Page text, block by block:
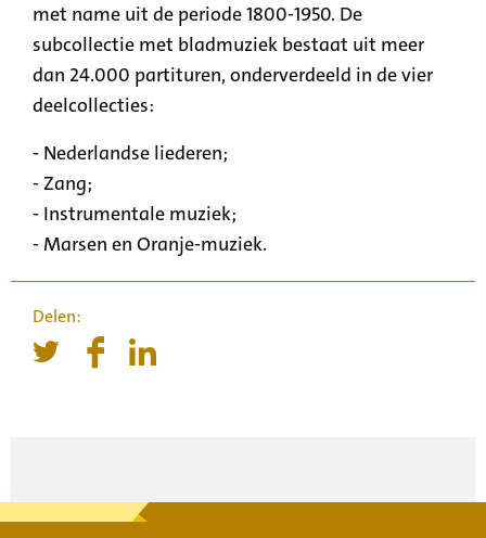
met name uit de periode 1800-1950. De
subcollectie met bladmuziek bestaat uit meer
dan 24.000 partituren, onderverdeeld in de vier
deelcollecties:
- Nederlandse liederen;
- Zang;
- Instrumentale muziek;
- Marsen en Oranje-muziek.